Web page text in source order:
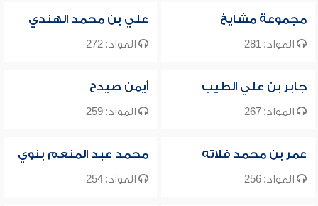
مجموعة مشايخ
المواد: 281
علي بن محمد الهندي
المواد: 272
جابر بن علي الطيب
المواد: 267
أيمن صيدح
المواد: 259
عمر بن محمد فلاته
المواد: 256
محمد عبد المنعم بنوي
المواد: 254